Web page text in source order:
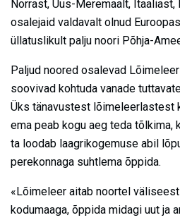
Norrast, Uus-Meremaalt,
osalejaid valdavalt olnud
üllatuslikult palju noori Põhja-
Paljud noored osalevad
soovivad kohtuda vanade
Üks tänavustest lõimeleerlastest
ema peab kogu aeg teda tõlkima,
ta loodab laagrikogemuse abil
perekonnaga suhtlema õppida.
«Lõimeleer aitab noortel
kodumaaga, õppida midagi uut ja